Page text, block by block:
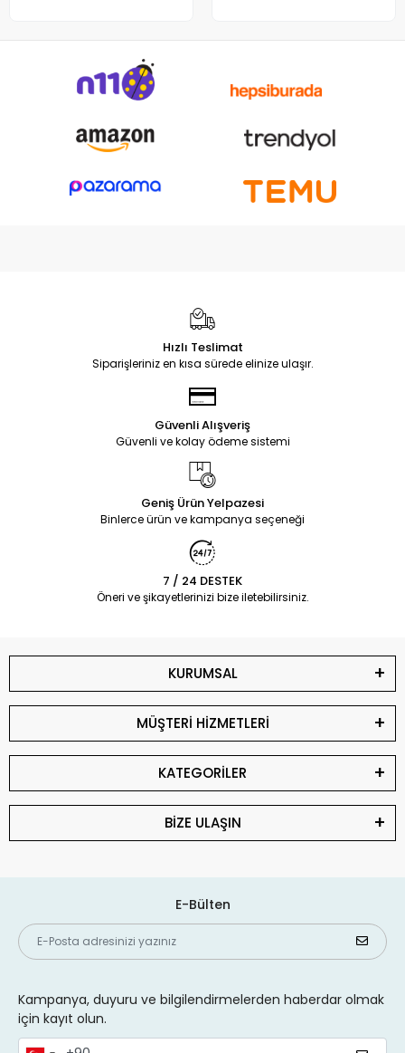
Hızlı Teslimat
Siparişleriniz en kısa sürede elinize ulaşır.
Güvenli Alışveriş
Güvenli ve kolay ödeme sistemi
Geniş Ürün Yelpazesi
Binlerce ürün ve kampanya seçeneği
7 / 24 DESTEK
Öneri ve şikayetlerinizi bize iletebilirsiniz.
KURUMSAL
MÜŞTERİ HİZMETLERİ
KATEGORİLER
BİZE ULAŞIN
E-Bülten
Kampanya, duyuru ve bilgilendirmelerden haberdar olmak
için kayıt olun.